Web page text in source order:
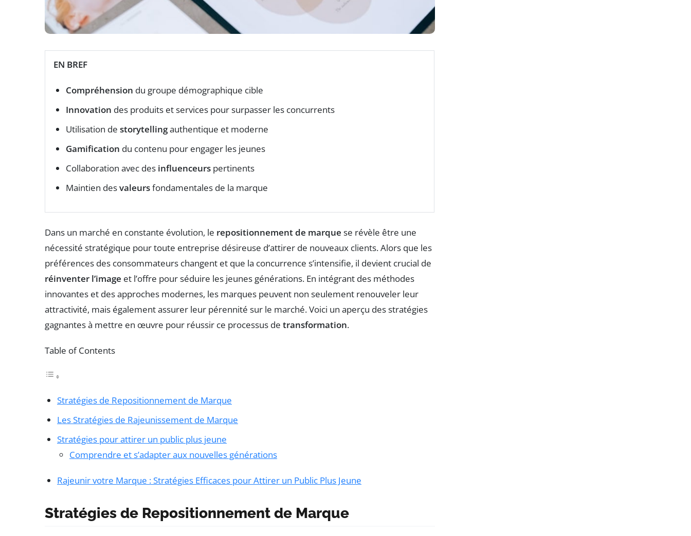
EN BREF
Compréhension du groupe démographique cible
Innovation des produits et services pour surpasser les concurrents
Utilisation de storytellingauthentique et moderne
Gamification du contenu pour engager les jeunes
Collaboration avec des influenceurs pertinents
Maintien desvaleursfondamentales de la marque
Dans un marché en constante évolution, le repositionnement de marque se révèle être une
nécessité stratégique pour toute entreprise désireuse d’attirer de nouveaux clients. Alors que les
préférences des consommateurs changent et que la concurrence s’intensifie, il devient crucial de
réinventer l’image et l’offre pour séduire les jeunes générations. En intégrant des méthodes
innovantes et des approches modernes, les marques peuvent non seulement renouveler leur
attractivité, mais également assurer leur pérennité sur le marché. Voici un aperçu des stratégies
gagnantes à mettre en œuvre pour réussir ce processus de transformation.
Table of Contents
Stratégies de Repositionnement de Marque
Les Stratégies de Rajeunissement de Marque
Stratégies pour attirer un public plus jeune
Comprendre et s’adapter aux nouvelles générations
Rajeunir votre Marque : Stratégies Efficaces pour Attirer un Public Plus Jeune
Stratégies de Repositionnement de Marque